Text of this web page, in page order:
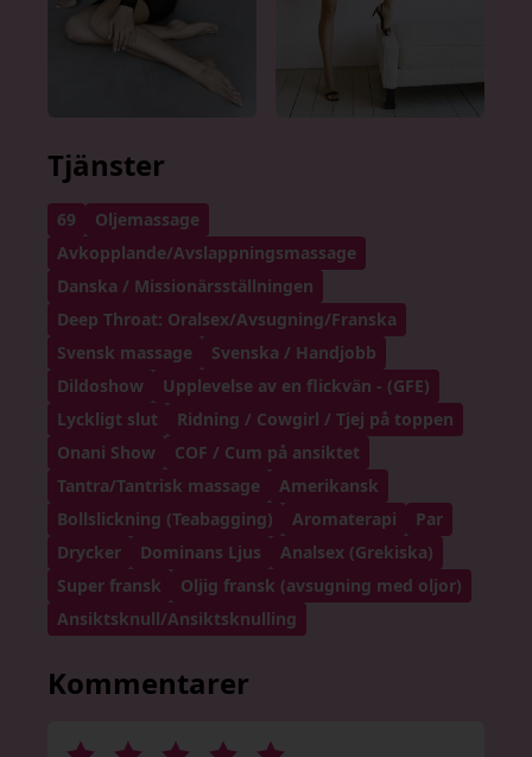
Tjänster
69
Oljemassage
Avkopplande/Avslappningsmassage
Danska / Missionärsställningen
Deep Throat: Oralsex/Avsugning/Franska
Svensk massage
Svenska / Handjobb
Dildoshow
Upplevelse av en flickvän - (GFE)
Lyckligt slut
Ridning / Cowgirl / Tjej på toppen
Onani Show
COF / Cum på ansiktet
Tantra/Tantrisk massage
Amerikansk
Bollslickning (Teabagging)
Aromaterapi
Par
Drycker
Dominans Ljus
Analsex (Grekiska)
Super fransk
Oljig fransk (avsugning med oljor)
Ansiktsknull/Ansiktsknulling
Kommentarer